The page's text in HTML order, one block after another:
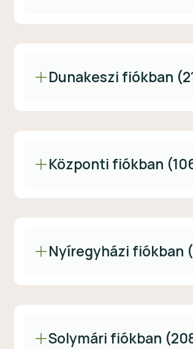
Dunakeszi fiókban
Központi fiókban
Nyíregyházi fiókban
Solymári fiókban